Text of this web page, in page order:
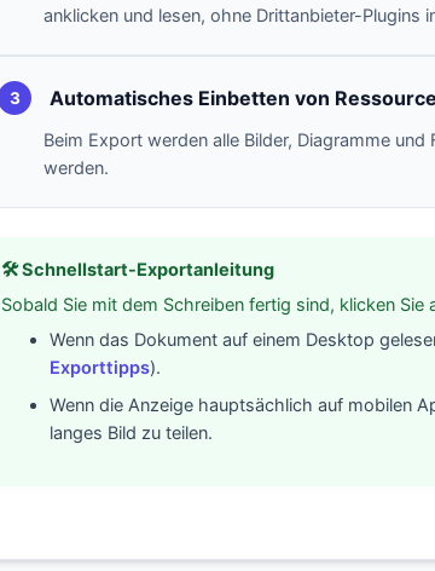
anklicken und lesen, ohne Drittanbieter-Plugins
3 Automatisches Einbetten von
Beim Export werden alle Bilder, Diagramme
werden.
🛠️ Schnellstart-Exportanleitung
Sobald Sie mit dem Schreiben fertig sind, klicken Sie
Wenn das Dokument auf einem Desktop
Exporttipps).
Wenn die Anzeige hauptsächlich auf mobilen
langes Bild zu teilen.